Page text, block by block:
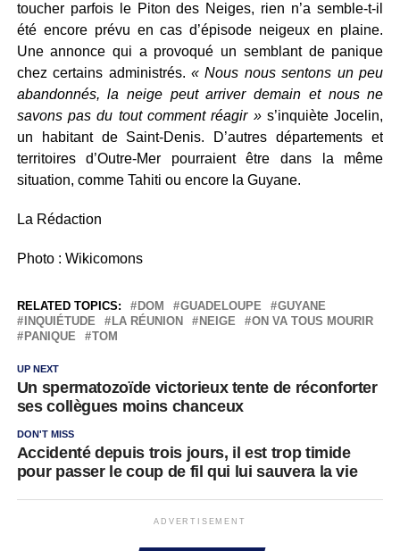
toucher parfois le Piton des Neiges, rien n’a semble-t-il
été encore prévu en cas d’épisode neigeux en plaine.
Une annonce qui a provoqué un semblant de panique
chez certains administrés.« Nous nous sentons un peu
abandonnés, la neige peut arriver demain et nous ne
savons pas du tout comment réagir »s’inquiète Jocelin,
un habitant de Saint-Denis. D’autres départements et
territoires d’Outre-Mer pourraient être dans la même
situation, comme Tahiti ou encore la Guyane.
La Rédaction
Photo : Wikicomons
RELATED TOPICS: DOM GUADELOUPE
GUYANE
INQUIÉTUDE
LA RÉUNION NEIGE
ON VA TOUS MOURIR
PANIQUE
TOM
UP NEXT
Un spermatozoïde victorieux tente de réconforter
ses collègues moins chanceux
DON'T MISS
Accidenté depuis trois jours, il est trop timide
pour passer le coup de fil qui lui sauvera la vie
ADVERTISEMENT